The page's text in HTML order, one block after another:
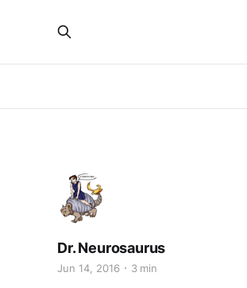
Dr. Neurosaurus
Jun 14, 2016 3 min